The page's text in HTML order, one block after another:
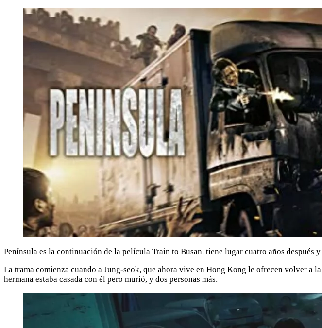
Península es la continuación de la película Train to Busan, tiene lugar cuatro años después
La trama comienza cuando a Jung-seok, que ahora vive en Hong Kong le ofrecen volver a
hermana estaba casada con él pero murió, y dos personas más.